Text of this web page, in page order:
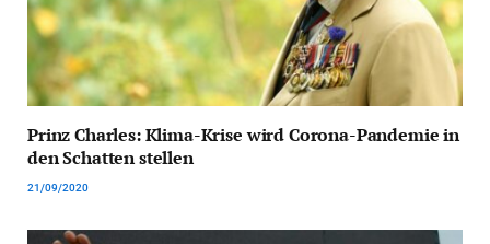
Prinz Charles: Klima-Krise wird Corona-Pandemie in
den Schatten stellen
21/09/2020